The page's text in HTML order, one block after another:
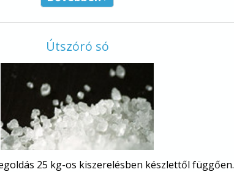
Útszóró só
25 kg-os kiszerelésben készlettől függően.